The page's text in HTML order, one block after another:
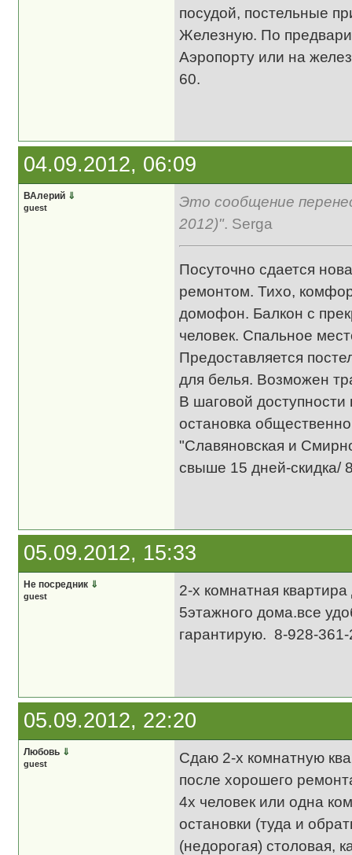
посудой, постельные
Железную. По
Аэропорту или на
60.
04.09.2012, 06:09
ВАлерий ⇓
guest
Это сообщение
2012)". Serga
Посуточно сдается
ремонтом. Тихо,
домофон. Балкон с
человек. Спальное
Предоставляется
для белья. Возможен
В шаговой
остановка
"Славяновская и
свыше 15 дней-скидка/
05.09.2012, 15:33
Не посредник ⇓
guest
2-х комнатная
5этажного дома.все
гарантирую. 8-928-
05.09.2012, 22:20
Любовь ⇓
guest
Сдаю 2-х комнатную
после хорошего
4х человек или одна
остановки (туда и
(недорогая) столовая,